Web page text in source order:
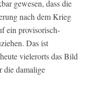
gewesen, dass die
nach dem Krieg
ein provisorisch-
Das ist
vielerorts das Bild
die damalige